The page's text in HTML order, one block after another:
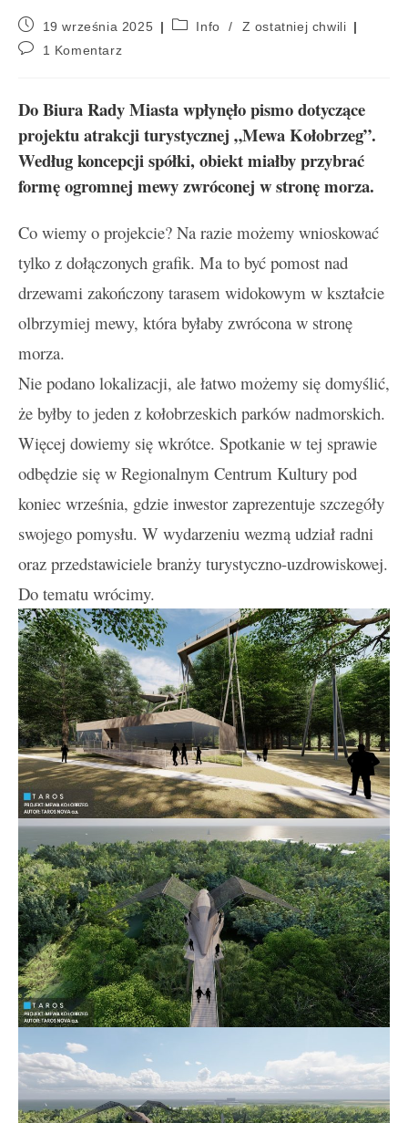
19 września 2025 Info /
Z ostatniej chwili
1 Komentarz
Do Biura Rady Miasta wpłynęło pismo dotyczące
projektu atrakcji turystycznej „Mewa Kołobrzeg”.
Według koncepcji spółki, obiekt miałby przybrać
formę ogromnej mewy zwróconej w stronę morza.
Co wiemy o projekcie? Na razie możemy wnioskować
tylko z dołączonych grafik. Ma to być pomost nad
drzewami zakończony tarasem widokowym w kształcie
olbrzymiej mewy, która byłaby zwrócona w stronę
morza.
Nie podano lokalizacji, ale łatwo możemy się domyślić,
że byłby to jeden z kołobrzeskich parków nadmorskich.
Więcej dowiemy się wkrótce. Spotkanie w tej sprawie
odbędzie się w Regionalnym Centrum Kultury pod
koniec września, gdzie inwestor zaprezentuje szczegóły
swojego pomysłu. W wydarzeniu wezmą udział radni
oraz przedstawiciele branży turystyczno-uzdrowiskowej.
Do tematu wrócimy.